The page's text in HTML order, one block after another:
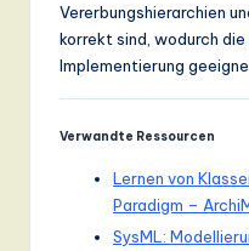
Vererbungshierarchien
korrekt sind, wodurch
Implementierung
Verwandte Ressourcen
Lernen von
Paradigm –
SysML: